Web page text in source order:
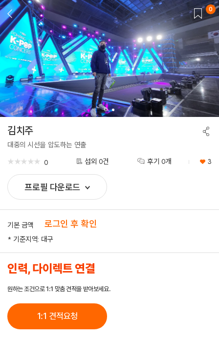
뒤
로
가
기
0
김치주
대중의 시선을 압도하는 연출
★★★★★
★★★★★ 0 섭외 0건 후기 0개 3
프로필 다운로드
공
유
기본 금액 로그인 후 확인
* 기준지역: 대구
인력, 다이렉트 연결
원하는 조건으로 1:1 맞춤 견적을 받아보세요.
1:1 견적요청